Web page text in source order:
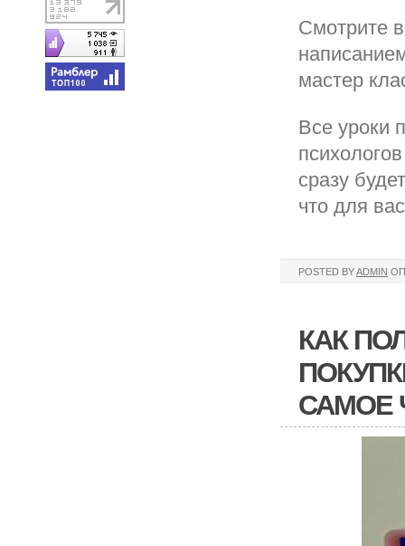
Смотрите
мастер
Все уроки
сразу
что для
POSTED BYADMIN
КАК
САМОЕ